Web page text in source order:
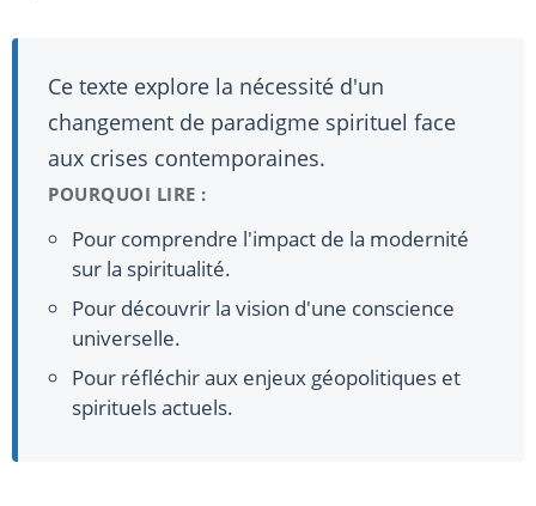
Ce texte explore la nécessité d'un
changement de paradigme spirituel face
aux crises contemporaines.
POURQUOI LIRE :
Pour comprendre l'impact de la modernité
sur la spiritualité.
Pour découvrir la vision d'une conscience
universelle.
Pour réfléchir aux enjeux géopolitiques et
spirituels actuels.